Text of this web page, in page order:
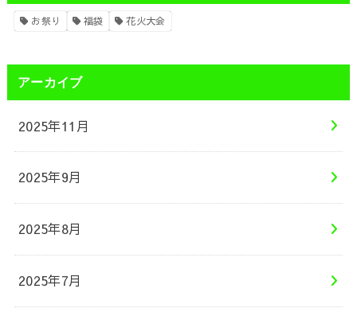
お祭り 福袋 花火大会
アーカイブ
2025年11月
2025年9月
2025年8月
2025年7月